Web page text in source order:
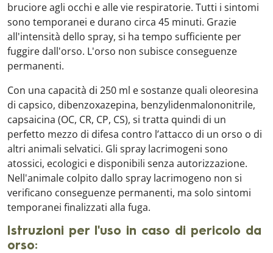
bruciore agli occhi e alle vie respiratorie. Tutti i sintomi
sono temporanei e durano circa 45 minuti. Grazie
all'intensità dello spray, si ha tempo sufficiente per
fuggire dall'orso. L'orso non subisce conseguenze
permanenti.
Con una capacità di 250 ml e sostanze quali oleoresina
di capsico, dibenzoxazepina, benzylidenmalononitrile,
capsaicina (OC, CR, CP, CS), si tratta quindi di un
perfetto mezzo di difesa contro l’attacco di un orso o di
altri animali selvatici. Gli spray lacrimogeni sono
atossici, ecologici e disponibili senza autorizzazione.
Nell'animale colpito dallo spray lacrimogeno non si
verificano conseguenze permanenti, ma solo sintomi
temporanei finalizzati alla fuga.
Istruzioni per l'uso in caso di pericolo da
orso: